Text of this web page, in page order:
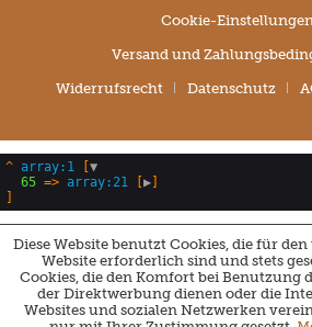
Cookie-
Versand und
Widerrufsrecht Datenschutz
Diese Website benutzt Cookies, die für
Website erforderlich sind und stets
Cookies, die den Komfort bei Benutzung
der Direktwerbung dienen oder die
Websites und sozialen Netzwerken
^ array:1
▼
65 => array:21 ▶